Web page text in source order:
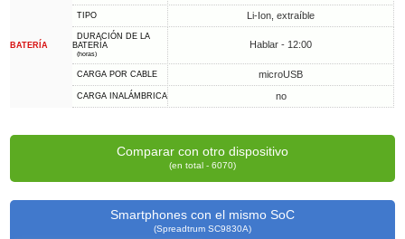
BATERÍA
TIPO Li-Ion, extraíble
DURACIÓN DE LA
BATERÍA
(horas)
Hablar - 12:00
CARGA POR CABLE microUSB
CARGA INALÁMBRICA no
Comparar con otro dispositivo
(en total - 6070)
Smartphones con el mismo SoC
(Spreadtrum SC9830A)